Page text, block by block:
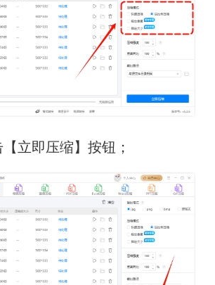
立即压缩】按钮；